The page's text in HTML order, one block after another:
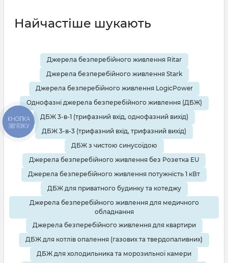
медичного обладнання вибирається ретельно та згідно
Найчастіше шукають
Джерела безперебійного живлення Ritar
Джерела безперебійного живлення Stark
Джерела безперебійного живлення LogicPower
Однофазні джерела безперебійного живлення (ДБЖ)
ДБЖ 3-в-1 (трифазний вхід, однофазний вихід)
ДБЖ 3-в-3 (трифазний вхід, трифазний вихід)
ДБЖ з чистою синусоїдою
Джерела безперебійного живлення без Розетка EU
Джерела безперебійного живлення потужність 1 кВт
ДБЖ для приватного будинку та котеджу
Джерела безперебійного живлення для медичного
обладнання
Джерела безперебійного живлення для квартири
ДБЖ для котлів опалення (газових та твердопаливних)
ДБЖ для холодильника та морозильної камери
КНОПКА
ЗВ'ЯЗКУ